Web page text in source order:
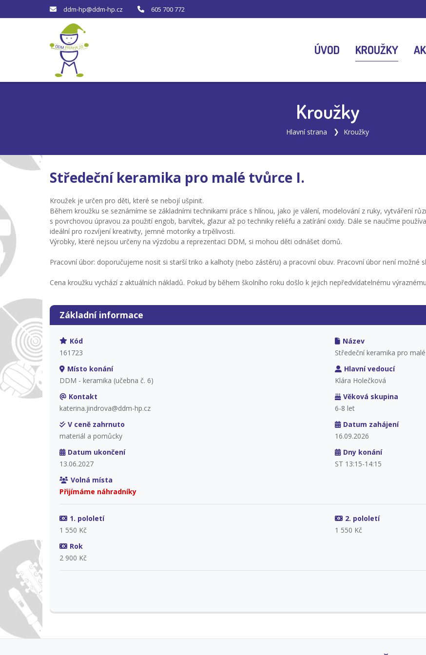
ddm-hp@ddm-hp.cz 605 700 772
ÚVOD KROUŽKY
Kroužky
Hlavní strana Kroužky
Středeční keramika pro malé tvůrce I.
Kroužek je určen pro děti, které se nebojí ušpinit.
Během kroužku se seznámíme se základními technikami práce s hlínou, jako je válení, modelování z ruky, vytváření
s povrchovou úpravou za použití engob, barvítek, glazur až po techniky reliéfu a zatírání oxidy. Dále se naučíme
ideální pro rozvíjení kreativity, jemné motoriky a trpělivosti.
Výrobky, které nejsou určeny na výzdobu a reprezentaci DDM, si mohou děti odnášet domů.
Pracovní úbor: doporučujeme nosit si starší triko a kalhoty (nebo zástěru) a pracovní obuv. Pracovní úbor není možné
Cena kroužku vychází z aktuálních nákladů. Pokud by během školního roku došlo k jejich nepředvídatelnému
Základní informace
Kód
161723
Název
Středeční keramika pro
Místo konání
DDM - keramika (učebna č. 6)
Hlavní vedoucí
Klára Holečková
Kontakt
katerina.jindrova@ddm-hp.cz
Věková skupina
6-8 let
V ceně zahrnuto
materiál a pomůcky
Datum zahájení
16.09.2026
Datum ukončení
13.06.2027
Dny konání
ST 13:15-14:15
Volná místa
Přijímáme náhradníky
1. pololetí
1 550 Kč
2. pololetí
1 550 Kč
Rok
2 900 Kč